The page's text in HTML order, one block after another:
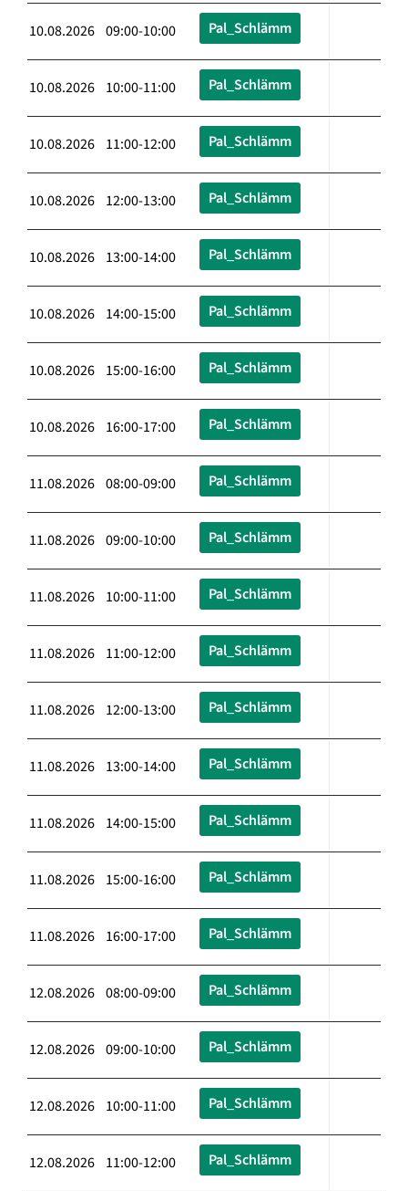
10.08.2026 09:00-10:00 Pal_Schlämm
10.08.2026 10:00-11:00 Pal_Schlämm
10.08.2026 11:00-12:00 Pal_Schlämm
10.08.2026 12:00-13:00 Pal_Schlämm
10.08.2026 13:00-14:00 Pal_Schlämm
10.08.2026 14:00-15:00 Pal_Schlämm
10.08.2026 15:00-16:00 Pal_Schlämm
10.08.2026 16:00-17:00 Pal_Schlämm
11.08.2026 08:00-09:00 Pal_Schlämm
11.08.2026 09:00-10:00 Pal_Schlämm
11.08.2026 10:00-11:00 Pal_Schlämm
11.08.2026 11:00-12:00 Pal_Schlämm
11.08.2026 12:00-13:00 Pal_Schlämm
11.08.2026 13:00-14:00 Pal_Schlämm
11.08.2026 14:00-15:00 Pal_Schlämm
11.08.2026 15:00-16:00 Pal_Schlämm
11.08.2026 16:00-17:00 Pal_Schlämm
12.08.2026 08:00-09:00 Pal_Schlämm
12.08.2026 09:00-10:00 Pal_Schlämm
12.08.2026 10:00-11:00 Pal_Schlämm
12.08.2026 11:00-12:00 Pal_Schlämm